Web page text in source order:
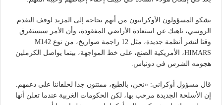
يشكو المسؤولون الأوكرانيون من أنهم بحاجة إلى المزيد لوقف التقدم
الروسي، ناهيك عن استعادة الأراضي المفقودة، وأن الأمر سيستغرق
وقتا لنشر أنظمة جديدة، مثل 12 راجمة صواريخ، من نوع M142
HIMARS، الأمريكية الصنع، على خط المواجهة، بينما يواصل الكرملين
هجومه الشرس في دونباس.
قال مسؤول أوكراني: «نحن، بالطبع، ممتنون جدا لحلفائنا على دعمهم.
إن الأسلحة الجديدة مرحب بها، لكن الحكومات الغربية عندما تعلن أنها